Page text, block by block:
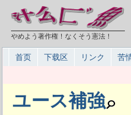
やめよう著作権！なくそう憲法！
首页 下载区 リンク 苦
ユース補強